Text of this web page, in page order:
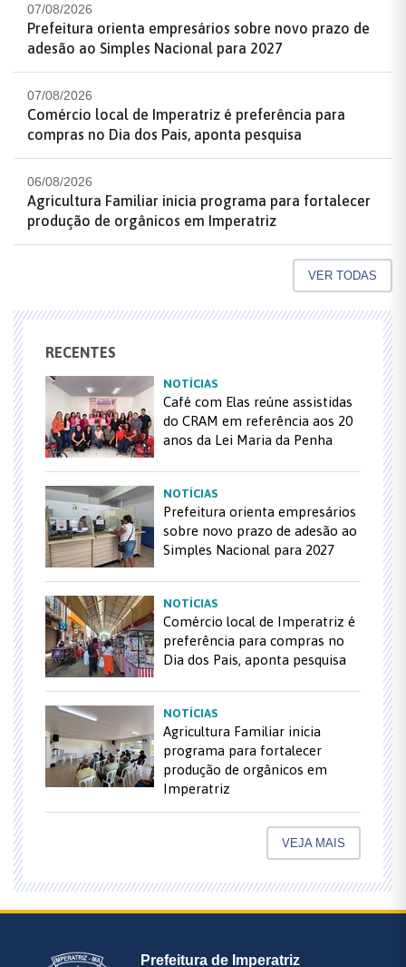
07/08/2026
Prefeitura orienta empresários sobre novo prazo de
adesão ao Simples Nacional para 2027
07/08/2026
Comércio local de Imperatriz é preferência para
compras no Dia dos Pais, aponta pesquisa
06/08/2026
Agricultura Familiar inicia programa para fortalecer
produção de orgânicos em Imperatriz
VER TODAS
RECENTES
NOTÍCIAS
Café com Elas reúne assistidas
do CRAM em referência aos 20
anos da Lei Maria da Penha
NOTÍCIAS
Prefeitura orienta empresários
sobre novo prazo de adesão ao
Simples Nacional para 2027
NOTÍCIAS
Comércio local de Imperatriz é
preferência para compras no
Dia dos Pais, aponta pesquisa
NOTÍCIAS
Agricultura Familiar inicia
programa para fortalecer
produção de orgânicos em
Imperatriz
VEJA MAIS
Prefeitura de Imperatriz